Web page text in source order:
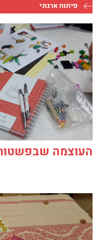
פיתוח ארגוני
העוצמה שבפשטות